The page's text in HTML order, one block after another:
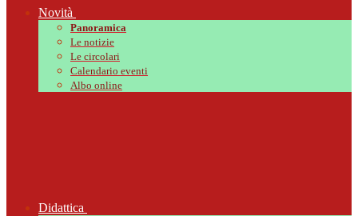
Novità
Panoramica
Le notizie
Le circolari
Calendario eventi
Albo online
Didattica